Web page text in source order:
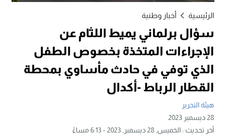
الرئيسية أخبار وطنية
سؤال برلماني يميط اللثام عن
الإجراءات المتخذة بخصوص الطفل
الذي توفي في حادث مأساوي بمحطة
القطار الرباط -أكدال
هيئة التحرير
28 ديسمبر 2023
آخر تحديث :الخميس, 28 ديسمبر, 2023 - 6:13 مساءً